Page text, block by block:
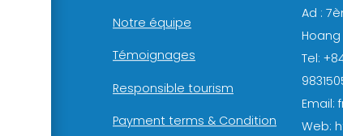
Notre équipe
Témoignages
Responsible tourism
Payment terms & Condition
Ad :
Tel:
Email:
Web: